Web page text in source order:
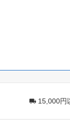
15,000円